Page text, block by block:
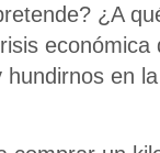
¿A
en